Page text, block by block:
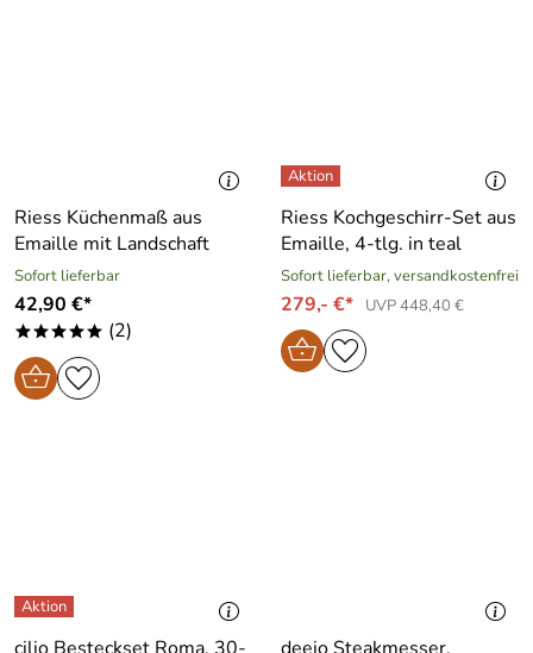
Riess Küchenmaß aus
Emaille mit Landschaft
Sofort lieferbar
42,90 €*
***** (2)
Riess Kochgeschirr-Set aus
Emaille, 4-tlg. in teal
Sofort lieferbar, versandkostenfrei
279,- €* UVP 448,40 €